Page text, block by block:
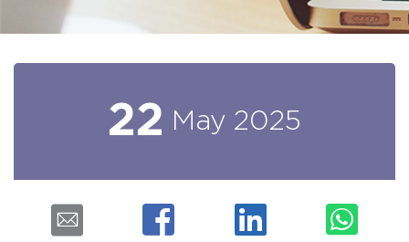
22 May 2025